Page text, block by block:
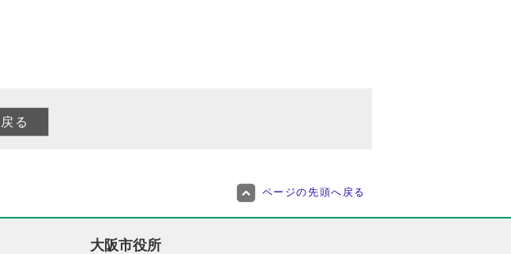
ページの先頭へ戻る
大阪市役所